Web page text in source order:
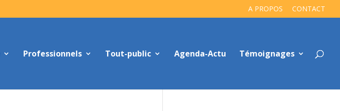
A PROPOS CONTACT
Professionnels Tout-public Agenda-Actu Témoignages